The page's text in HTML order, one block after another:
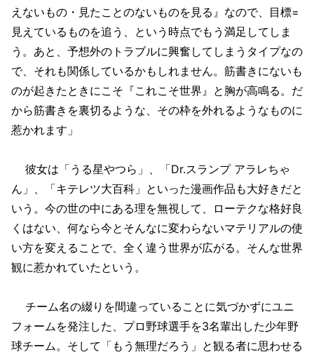
えないもの・見たことのないものを見る』なので、目標=
見えているものを追う、という時点でもう満足してしま
う。あと、予想外のトラブルに興奮してしまうタイプなの
で、それも関係しているかもしれません。筋書きにないも
のが起きたときにこそ『これこそ世界』と胸が高鳴る。だ
から筋書きを裏切るような、その枠を外れるようなものに
惹かれます」
彼女は「うる星やつら」、「Dr.スランプ アラレちゃ
ん」、「キテレツ大百科」といった漫画作品も大好きだと
いう。今の世の中にある理を無視して、ローテクな格好良
くはない、何なら今とそんなに変わらないマテリアルの使
い方を変えることで、全く違う世界が広がる。そんな世界
観に惹かれていたという。
チーム名の綴りを間違っていることに気づかずにユニ
フォームを発注した、プロ野球選手を3名輩出した少年野
球チーム。そして「もう無理だろう」と観る者に思わせる